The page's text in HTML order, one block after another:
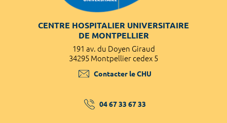
CENTRE HOSPITALIER UNIVERSITAIRE
DE MONTPELLIER
191 av. du Doyen Giraud
34295 Montpellier cedex 5
Contacter le CHU
04 67 33 67 33